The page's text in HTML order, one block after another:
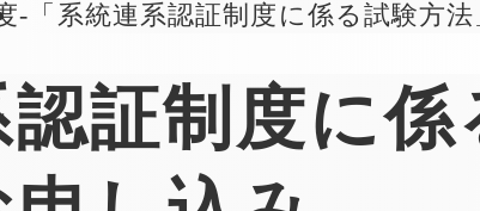
「系統連系認証制度に係る試験方
認証制度に